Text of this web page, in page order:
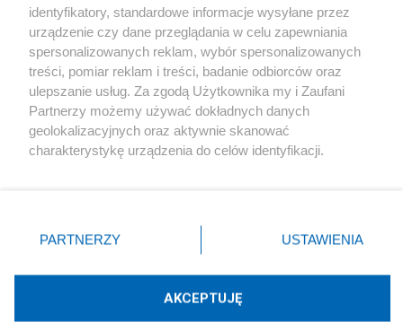
Kultura
X Facebook Instagram Youtube
Technologię dostarcza:W3media.pl
identyfikatory, standardowe informacje wysyłane przez
urządzenie czy dane przeglądania w celu zapewniania
spersonalizowanych reklam, wybór spersonalizowanych
treści, pomiar reklam i treści, badanie odbiorców oraz
ulepszanie usług. Za zgodą Użytkownika my i Zaufani
Partnerzy możemy używać dokładnych danych
geolokalizacyjnych oraz aktywnie skanować
charakterystykę urządzenia do celów identyfikacji.
zmienić/wycofać klikając przycisk ustawień prywatności
znajdujący się w lewym dolnym rogu strony
rodzaje przetwarzania danych nie wymagają zgody
użytkownika, ale masz prawo sprzeciwić się takiemu
przetwarzaniu. Preferencje będą miały zastosowania tylko
PARTNERZY USTAWIENIA
AKCEPTUJĘ